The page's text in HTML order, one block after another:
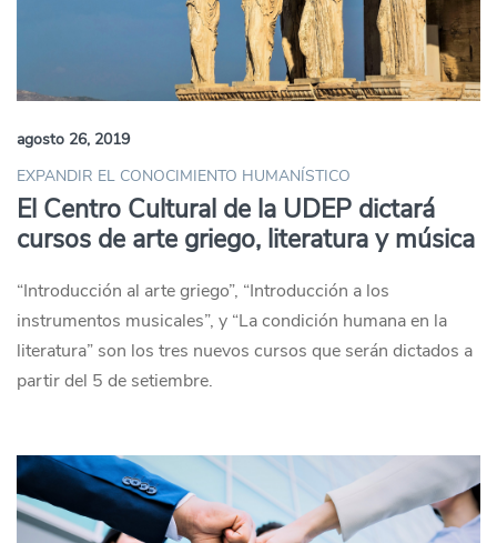
agosto 26, 2019
EXPANDIR EL CONOCIMIENTO HUMANÍSTICO
El Centro Cultural de la UDEP dictará
cursos de arte griego, literatura y música
“Introducción al arte griego”, “Introducción a los
instrumentos musicales”, y “La condición humana en la
literatura” son los tres nuevos cursos que serán dictados a
partir del 5 de setiembre.